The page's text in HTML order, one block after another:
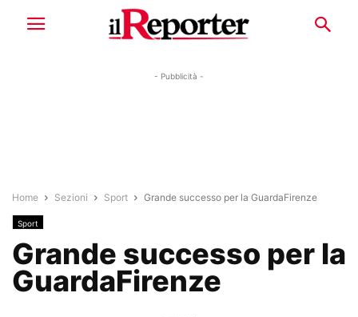
- Pubblicità -
Home Sezioni Sport Grande successo per la GuardaFirenze
Sport
Grande successo per la
GuardaFirenze